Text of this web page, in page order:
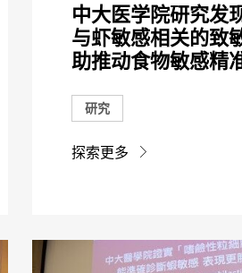
中大医学院研究发
与虾敏感相关的致
助推动食物敏感精
研究
探索更多